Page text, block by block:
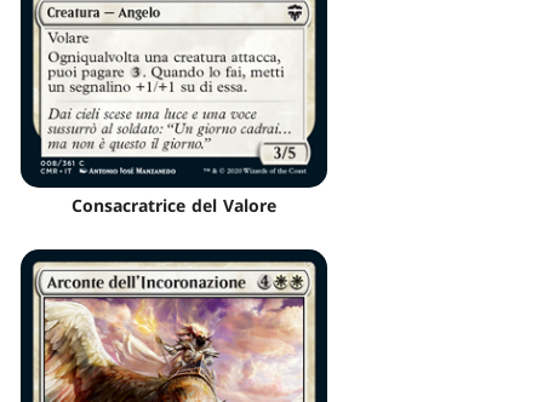
Consacratrice del Valore